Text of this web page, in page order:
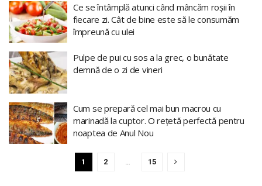
Ce se întâmplă atunci când mâncăm roșii în
fiecare zi. Cât de bine este să le consumăm
împreună cu ulei
Pulpe de pui cu sos a la grec, o bunătate
demnă de o zi de vineri
Cum se prepară cel mai bun macrou cu
marinadă la cuptor. O rețetă perfectă pentru
noaptea de Anul Nou
1 2 … 15